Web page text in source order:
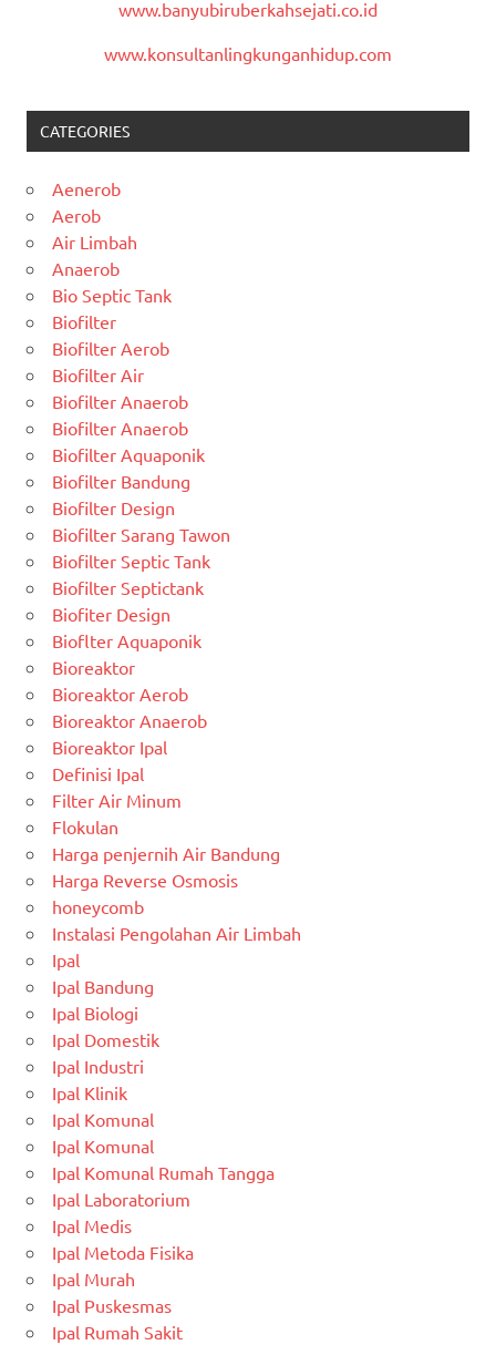
www.banyubiruberkahsejati.co.id
www.konsultanlingkunganhidup.com
CATEGORIES
Aenerob
Aerob
Air Limbah
Anaerob
Bio Septic Tank
Biofilter
Biofilter Aerob
Biofilter Air
Biofilter Anaerob
Biofilter Anaerob
Biofilter Aquaponik
Biofilter Bandung
Biofilter Design
Biofilter Sarang Tawon
Biofilter Septic Tank
Biofilter Septictank
Biofiter Design
Bioflter Aquaponik
Bioreaktor
Bioreaktor Aerob
Bioreaktor Anaerob
Bioreaktor Ipal
Definisi Ipal
Filter Air Minum
Flokulan
Harga penjernih Air Bandung
Harga Reverse Osmosis
honeycomb
Instalasi Pengolahan Air Limbah
Ipal
Ipal Bandung
Ipal Biologi
Ipal Domestik
Ipal Industri
Ipal Klinik
Ipal Komunal
Ipal Komunal
Ipal Komunal Rumah Tangga
Ipal Laboratorium
Ipal Medis
Ipal Metoda Fisika
Ipal Murah
Ipal Puskesmas
Ipal Rumah Sakit